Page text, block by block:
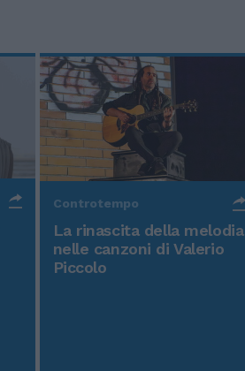
Controtempo
La rinascita della melodia
nelle canzoni di Valerio
Piccolo